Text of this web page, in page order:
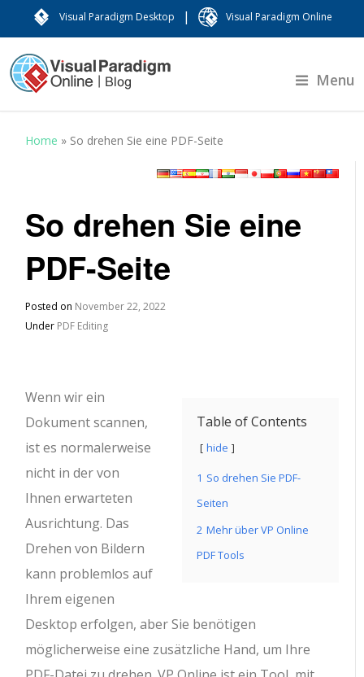
Visual Paradigm Desktop | Visual Paradigm Online
Menu
Home » So drehen Sie eine PDF-Seite
So drehen Sie eine
PDF-Seite
Posted on November 22, 2022
Under PDF Editing
Table of Contents
hide
1 So drehen Sie PDF-
Seiten
2 Mehr über VP Online
PDF Tools
Wenn wir ein
Dokument scannen,
ist es normalerweise
nicht in der von
Ihnen erwarteten
Ausrichtung. Das
Drehen von Bildern
kann problemlos auf
Ihrem eigenen
Desktop erfolgen, aber Sie benötigen
möglicherweise eine zusätzliche Hand, um Ihre